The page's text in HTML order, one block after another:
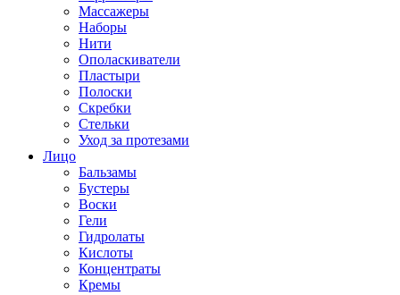
Массажеры
Наборы
Нити
Ополаскиватели
Пластыри
Полоски
Скребки
Стельки
Уход за протезами
Лицо
Бальзамы
Бустеры
Воски
Гели
Гидролаты
Кислоты
Концентраты
Кремы